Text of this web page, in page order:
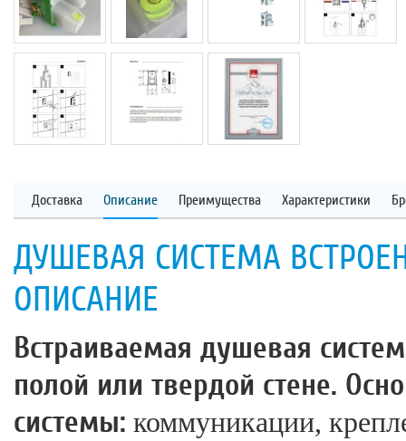
Доставка Описание Преимущества Характеристики
ДУШЕВАЯ СИСТЕМА
ОПИСАНИЕ
Встраиваемая душевая
полой или твердой стене.
системы: коммуникации,